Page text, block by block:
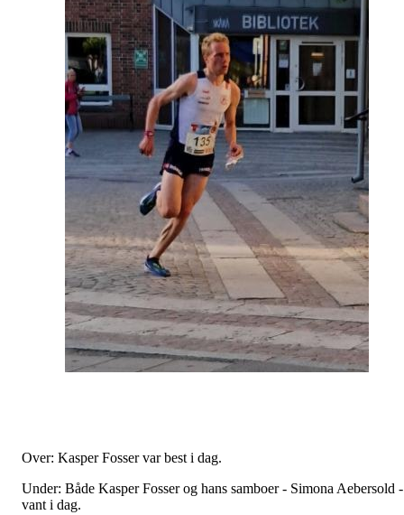
Over: Kasper Fosser var best i dag.
Under: Både Kasper Fosser og hans samboer - Simona Aebersold -
vant i dag.